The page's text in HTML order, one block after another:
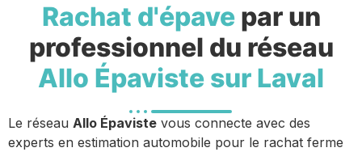
Rachat d'épavepar un
professionnel du réseau
Allo Épaviste sur Laval
Le réseau Allo Épaviste vous connecte avec des
experts en estimation automobile pour le rachat ferme